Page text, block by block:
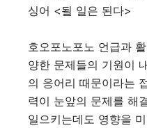
싱어 <될 일은 된다>
호오포노포노 언급과
양한 문제들의 기원이
의 응어리 때문이라는
력이 눈앞의 문제를 해
일으키는데도 영향을